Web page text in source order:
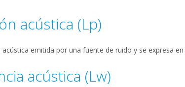
acústica (Lp)
emitida por una fuente de ruido y se expresa
acústica (Lw)